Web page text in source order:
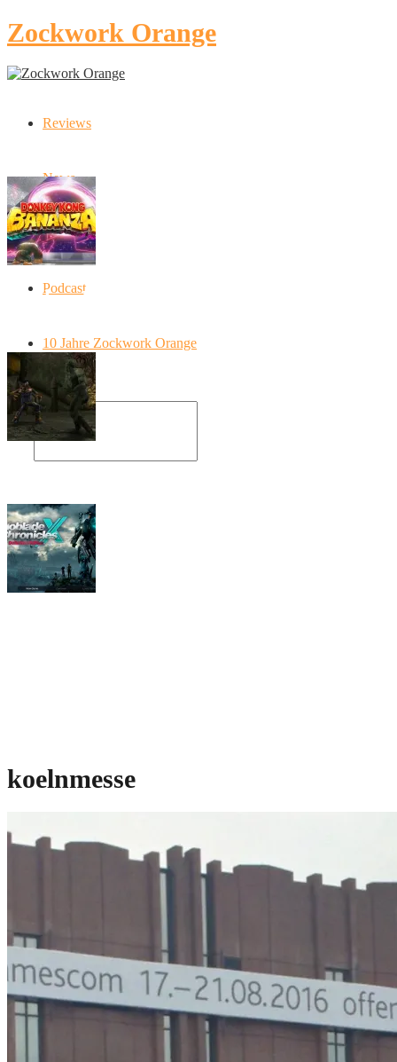
Zockwork Orange
Reviews
News
Artikel
Podcast
10 Jahre Zockwork Orange
Donkey Kong Bananza: “Ich mache alles
koelnmesse